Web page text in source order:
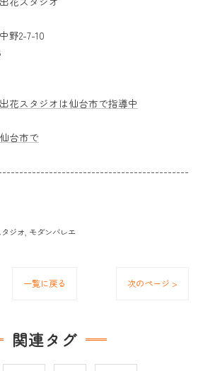
野2-7-10
花スタジオは仙台市で指導中
台市で
ジオ モダンバレエ
一覧に戻る 次のページ >
関連タグ